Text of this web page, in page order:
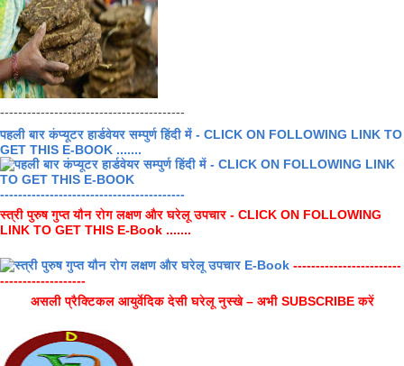
-----------------------------------------
पहली बार कंप्यूटर हार्डवेयर सम्पुर्ण हिंदी में - CLICK ON FOLLOWING LINK TO
GET THIS E-BOOK .......
-----------------------------------------
स्त्री पुरुष गुप्त यौन रोग लक्षण और घरेलू उपचार - CLICK ON FOLLOWING
LINK TO GET THIS E-Book .......
------------------------
-------------------
असली प्रैक्टिकल आयुर्वेदिक देसी घरेलू नुस्खे – अभी SUBSCRIBE करें